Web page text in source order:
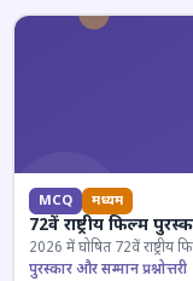
MCQ मध्यम
72वें राष्ट्रीय फिल्म
2026 में घोषित 72वें राष्ट्रीय
पुरस्कार और सम्मान प्रश्नोत्तरी